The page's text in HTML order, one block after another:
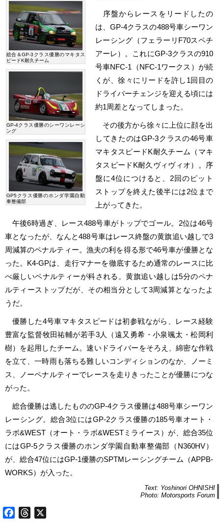
総合＆GP-3クラス優勝のマキタス
ピードK耐久チーム
GP-4クラス優勝のシーワンレーシ
ング
GP5クラス優勝のホンダ学園自動
車整備部
序盤からレースをリードしたの
は、GP-4クラスの488号車シーワン
レーシング（フェラーリF70スペチ
アーレ）。これにGP-3クラスの910
号車NFC-1（NFC-1ワークス）が続
くが、徐々にリードを許し1回目の
ドライバーチェンジを迎える頃には
約1周差となってしまった。
その後方から徐々に上位に顔を出
してきたのはGP-3クラスの46号車
マキタスピードK耐久チーム（マキ
タスピードK耐久ヴィヴィオ）。序
盤に4位につけると、2回のピット
ストップを終えた後半には2位まで
上がってきた。
午後6時過ぎ、レース488号車がトップでゴール。2位は46号
車となったが、なんと488号車はレース終盤の黄旗追い越しで3
周減算のペナルティー。漁夫の利を得る形で46号車が優勝とな
った。K4-GPは、走行マナーを徹底するため通常のレースに比
べ厳しいペナルティーが科される。黄旗追い越しは5分のペナ
ルティーストップだが、その相当分として3周減算となったよ
うだ。
優勝した4号車マキタスピードは初参戦ながら、レース経験
豊富な監督牧田祐輔が若手3人（遠又勇希・小泉颯太・松岡利
樹）を起用したチーム。速いドライバーをそろえ、綿密な作戦
を立て、一時雨も落ちる難しいコンディションのなか、ノーミ
ス、ノーペナルティーでレースを走りきったことが優勝につな
がった。
総合優勝は逃したもののGP-4クラス優勝は488号車シーワン
レーシング。総合3位にはGP-2クラス優勝の185号車オート・
ラボ&WEST（オート・ラボ&WESTミライース）が、総合35位
にはGP-5クラス優勝のホンダ学園自動車整備部（N360HV）
が、総合47位にはGP-1優勝のSPTMレーシングチーム（APPB-
WORKS）が入った。
Text: Yoshinori OHNISHI
Photo: Motorsports Forum
FacebookThreads